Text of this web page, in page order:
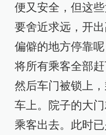
便又安全，但这
要舍近求远，开
偏僻的地方停靠
将所有乘客全部赶
然后车门被锁上
车上。院子的大
乘客出去。此时